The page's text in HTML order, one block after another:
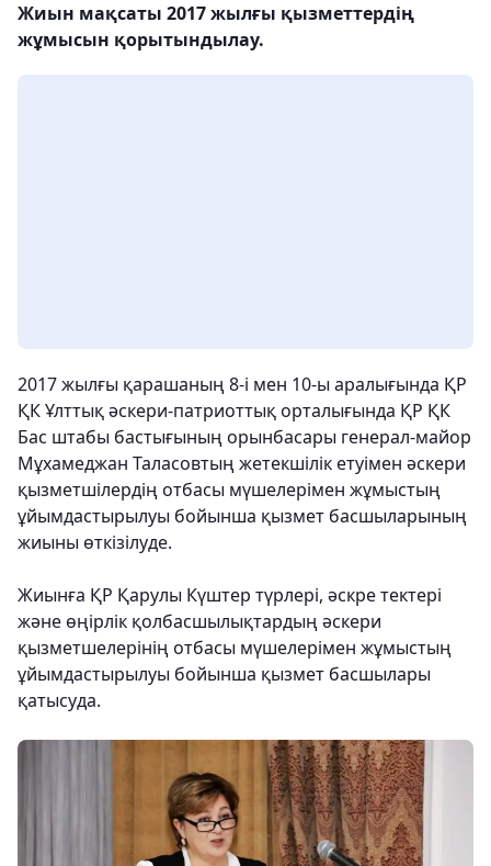
Жиын мақсаты 2017 жылғы қызметтердің
жұмысын қорытындылау.
2017 жылғы қарашаның 8-і мен 10-ы аралығында ҚР
ҚК Ұлттық әскери-патриоттық орталығында ҚР ҚК
Бас штабы бастығының орынбасары генерал-майор
Мұхамеджан Таласовтың жетекшілік етуімен әскери
қызметшілердің отбасы мүшелерімен жұмыстың
ұйымдастырылуы бойынша қызмет басшыларының
жиыны өткізілуде.
Жиынға ҚР Қарулы Күштер түрлері, әскре тектері
және өңірлік қолбасшылықтардың әскери
қызметшелерінің отбасы мүшелерімен жұмыстың
ұйымдастырылуы бойынша қызмет басшылары
қатысуда.